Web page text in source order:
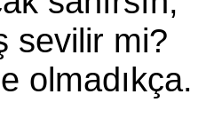
sevilir mi?
olmadıkça.